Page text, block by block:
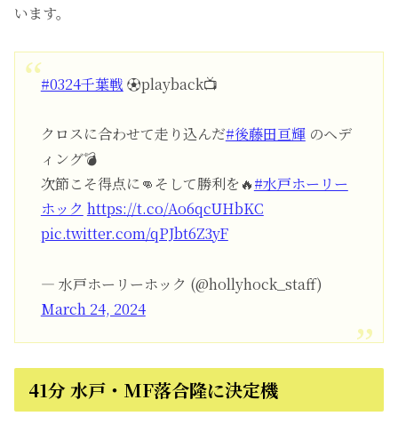
います。
#0324千葉戦 ⚽playback📺
クロスに合わせて走り込んだ#後藤田亘輝のヘデ
ィング💣
次節こそ得点に👊そして勝利を🔥#水戸ホーリー
ホック https://t.co/Ao6qcUHbKC
pic.twitter.com/qPJbt6Z3yF
— 水戸ホーリーホック (@hollyhock_staff)
March 24, 2024
41分 水戸・MF落合隆に決定機